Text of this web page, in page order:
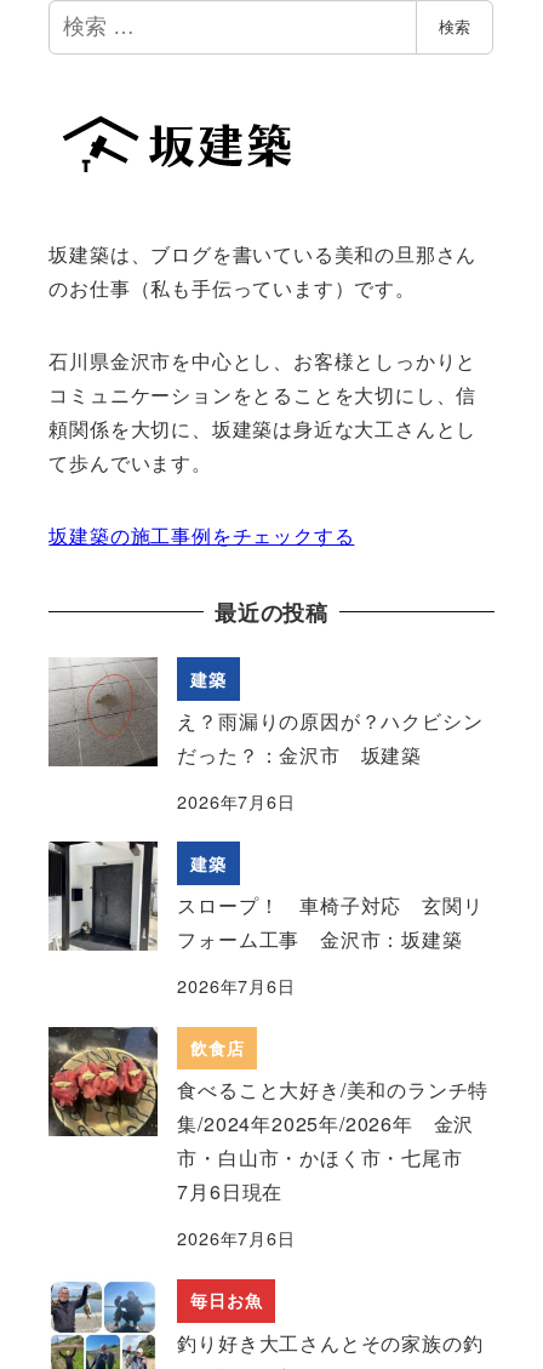
検
索
検索
坂建築は、ブログを書いている美和の旦那さん
のお仕事（私も手伝っています）です。
石川県金沢市を中心とし、お客様としっかりと
コミュニケーションをとることを大切にし、信
頼関係を大切に、坂建築は身近な大工さんとし
て歩んでいます。
坂建築の施工事例をチェックする
最近の投稿
建築
え？雨漏りの原因が？ハクビシン
だった？：金沢市 坂建築
2026年7月6日
建築
スロープ！ 車椅子対応 玄関リ
フォーム工事 金沢市：坂建築
2026年7月6日
飲食店
食べること大好き/美和のランチ特
集/2024年2025年/2026年 金沢
市・白山市・かほく市・七尾市
7月6日現在
2026年7月6日
毎日お魚
釣り好き大工さんとその家族の釣